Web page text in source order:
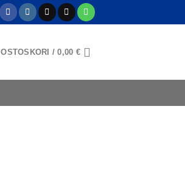
OSTOSKORI /0,00 €